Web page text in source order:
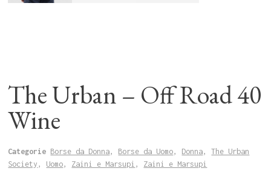
The Urban – Off Road 40
Wine
Categorie Borse da Donna, Borse da Uomo, Donna,The Urban
Society , Uomo, Zaini e Marsupi , Zaini e Marsupi